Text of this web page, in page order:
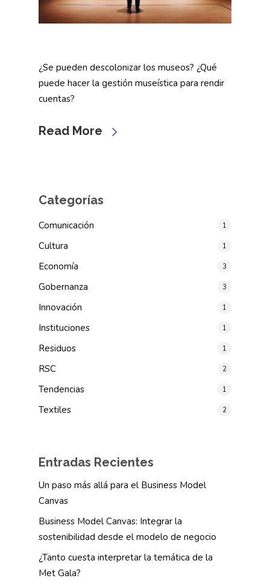
¿Se pueden descolonizar los museos? ¿Qué
puede hacer la gestión museística para rendir
cuentas?
Read More
Categorías
Comunicación 1
Cultura 1
Economía 3
Gobernanza 3
Innovación 1
Instituciones 1
Residuos 1
RSC 2
Tendencias 1
Textiles 2
Entradas Recientes
Un paso más allá para el Business Model
Canvas
Business Model Canvas: Integrar la
sostenibilidad desde el modelo de negocio
¿Tanto cuesta interpretar la temática de la
Met Gala?